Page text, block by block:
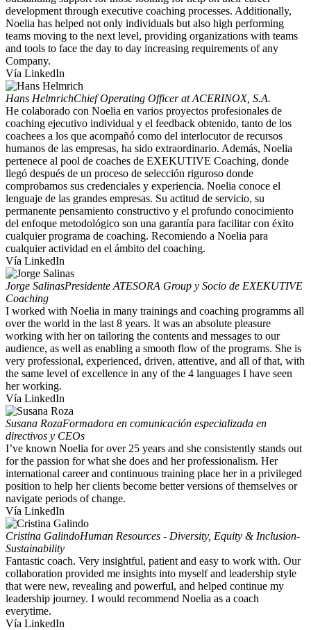
development through executive coaching processes. Additionally,
Noelia has helped not only individuals but also high performing
teams moving to the next level, providing organizations with teams
and tools to face the day to day increasing requirements of any
Company.
Vía LinkedIn
Hans HelmrichChief Operating Officer at ACERINOX, S.A.
He colaborado con Noelia en varios proyectos profesionales de
coaching ejecutivo individual y el feedback obtenido, tanto de los
coachees a los que acompañó como del interlocutor de recursos
humanos de las empresas, ha sido extraordinario. Además, Noelia
pertenece al pool de coaches de EXEKUTIVE Coaching, donde
llegó después de un proceso de selección riguroso donde
comprobamos sus credenciales y experiencia. Noelia conoce el
lenguaje de las grandes empresas. Su actitud de servicio, su
permanente pensamiento constructivo y el profundo conocimiento
del enfoque metodológico son una garantía para facilitar con éxito
cualquier programa de coaching. Recomiendo a Noelia para
cualquier actividad en el ámbito del coaching.
Vía LinkedIn
Jorge SalinasPresidente ATESORA Group y Socio de EXEKUTIVE
Coaching
I worked with Noelia in many trainings and coaching programms all
over the world in the last 8 years. It was an absolute pleasure
working with her on tailoring the contents and messages to our
audience, as well as enabling a smooth flow of the programs. She is
very professional, experienced, driven, attentive, and all of that, with
the same level of excellence in any of the 4 languages I have seen
her working.
Vía LinkedIn
Susana RozaFormadora en comunicación especializada en
directivos y CEOs
I’ve known Noelia for over 25 years and she consistently stands out
for the passion for what she does and her professionalism. Her
international career and continuous training place her in a privileged
position to help her clients become better versions of themselves or
navigate periods of change.
Vía LinkedIn
Cristina GalindoHuman Resources - Diversity, Equity & Inclusion-
Sustainability
Fantastic coach. Very insightful, patient and easy to work with. Our
collaboration provided me insights into myself and leadership style
that were new, revealing and powerful, and helped continue my
leadership journey. I would recommend Noelia as a coach
everytime.
Vía LinkedIn